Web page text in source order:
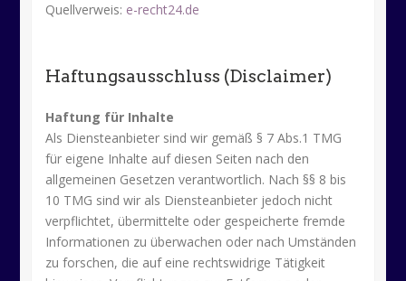
Quellverweis: e-recht24.de
Haftungsausschluss (Disclaimer)
Haftung für Inhalte
Als Diensteanbieter sind wir gemäß § 7 Abs.1 TMG
für eigene Inhalte auf diesen Seiten nach den
allgemeinen Gesetzen verantwortlich. Nach §§ 8 bis
10 TMG sind wir als Diensteanbieter jedoch nicht
verpflichtet, übermittelte oder gespeicherte fremde
Informationen zu überwachen oder nach Umständen
zu forschen, die auf eine rechtswidrige Tätigkeit